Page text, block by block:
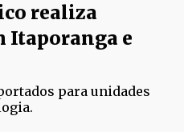
realiza
Itaporanga e
para unidades